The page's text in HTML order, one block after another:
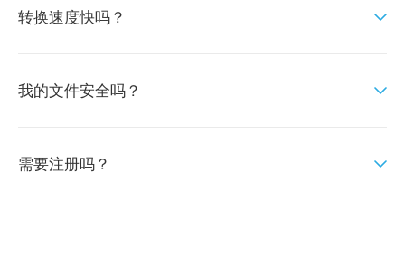
转换速度快吗？
我的文件安全吗？
需要注册吗？